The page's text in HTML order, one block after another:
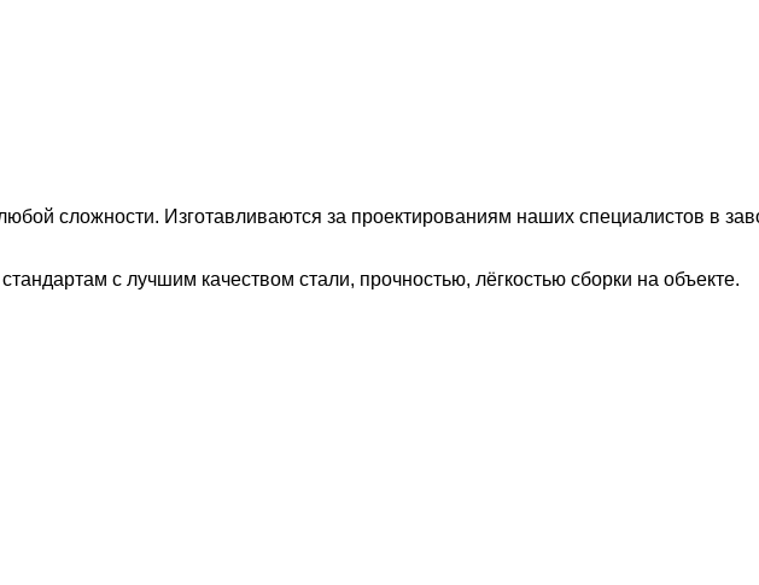
сложности. Изготавливаются за проектированиям наших специалистов в
с лучшим качеством стали, прочностью, лёгкостью сборки на объекте.